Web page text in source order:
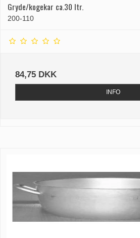
Gryde/kogekar ca.30 ltr.
200-110
84,75 DKK
INFO